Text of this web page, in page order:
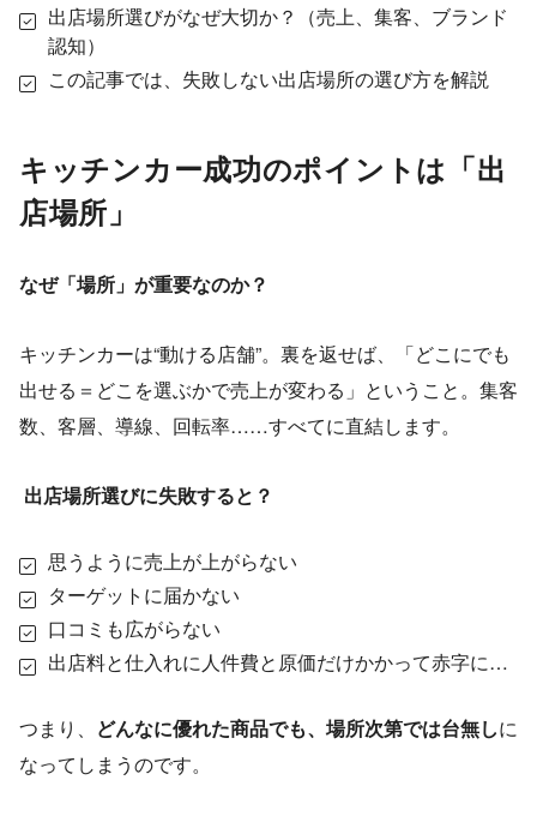
出店場所選びがなぜ大切か？（売上、集客、ブランド
認知）
この記事では、失敗しない出店場所の選び方を解説
キッチンカー成功のポイントは「出
店場所」
なぜ「場所」が重要なのか？
キッチンカーは“動ける店舗”。裏を返せば、「どこにでも
出せる＝どこを選ぶかで売上が変わる」ということ。集客
数、客層、導線、回転率……すべてに直結します。
出店場所選びに失敗すると？
思うように売上が上がらない
ターゲットに届かない
口コミも広がらない
出店料と仕入れに人件費と原価だけかかって赤字に…
つまり、 どんなに優れた商品でも、場所次第では台無しに
なってしまうのです。